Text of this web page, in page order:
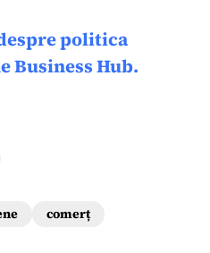
politica
Business Hub.
comerț